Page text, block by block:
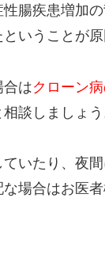
腸疾患増加
いうことが
合はクローン
談しましょう
いたり、夜
場合はお医